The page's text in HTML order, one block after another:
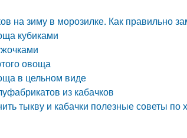
на зиму в морозилке. Как правильно
кубиками
овоща
в цельном виде
из кабачков
тыкву и кабачки полезные советы по